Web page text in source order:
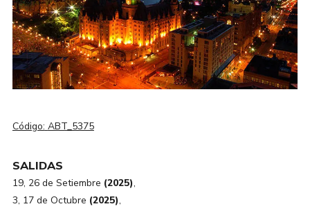
Código: ABT_5375
SALIDAS
19, 26 de Setiembre (2025),
3, 17 de Octubre (2025),